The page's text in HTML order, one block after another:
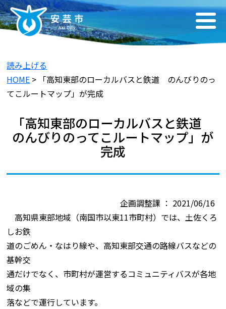
読み上げる
HOME > 「高知東部のローカルバスと鉄道 のんびりのっ
てこルートマップ」が完成
「高知東部のローカルバスと鉄道
のんびりのってこルートマップ」が
完成
企画調整課 ： 2021/06/16
高知県東部地域（南国市以東11市町村）では、土佐くろ
しお鉄
道のごめん・なはり線や、高知東部交通の路線バスなどの
基幹交
通だけでなく、市町村が運営するコミュニティバスが各地
域の集
落などで運行しています。